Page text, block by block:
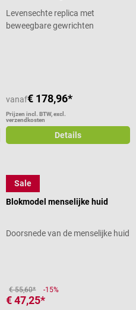
Levensechte replica met
beweegbare gewrichten
vanaf€ 178,96*
Prijzen incl. BTW, excl.
verzendkosten
Details
Sale
Dr. No
Blokmodel menselijke huid
Doorsnede van de menselijke huid
€ 55,60* -15%
€ 47,25*